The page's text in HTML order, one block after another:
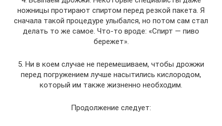
ножницы протирают спиртом перед резкой пакета. Я
сначала такой процедуре улыбался, но потом сам стал
делать то же самое. Что-то вроде: «Спирт — пиво
бережет».
5. Ни в коем случае не перемешиваем, чтобы дрожжи
перед погружением лучше насытились кислородом,
который им также жизненно необходим.
Продолжение следует: